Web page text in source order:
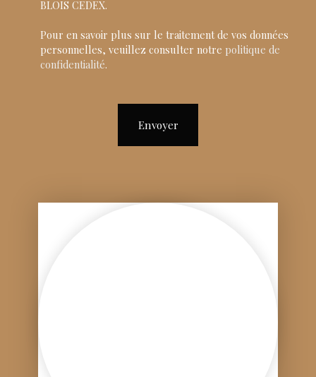
BLOIS CEDEX.
Pour en savoir plus sur le traitement de vos données
personnelles, veuillez consulter notre politique de
confidentialité.
Envoyer